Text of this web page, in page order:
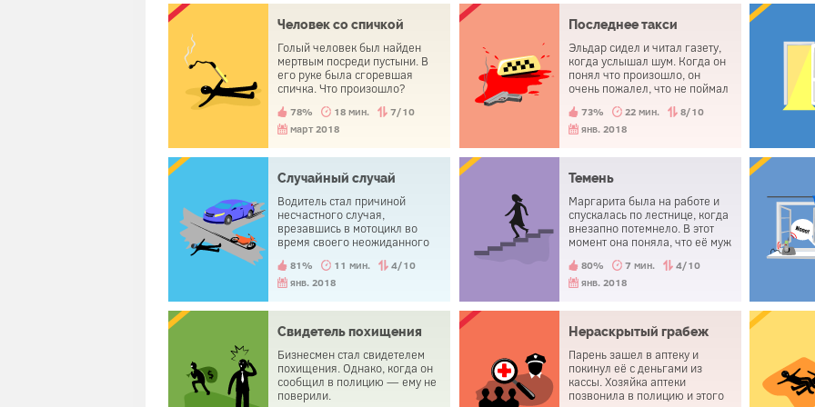
Человек со спичкой
Голый человек был найден
мертвым посреди пустыни. В
его руке была сгоревшая
спичка. Что произошло?
78% 18 мин.
7/10
март 2018
Последнее такси
Эльдар сидел и читал газету,
когда услышал шум. Когда он
понял что произошло, он
очень пожалел, что не поймал
покончил с собой.
73% 22 мин.
8/10
янв. 2018
Случайный случай
Водитель стал причиной
несчастного случая,
врезавшись в мотоцикл во
время своего неожиданного
когда полицейский приехал,
был арестован другой
освобожден.
81% 11 мин.
4/10
янв. 2018
Темень
Маргарита была на работе и
спускалась по лестнице, когда
внезапно потемнело. В этот
момент она поняла, что её муж
80% 7 мин.
4/10
янв. 2018
Свидетель похищения
Бизнесмен стал свидетелем
похищения. Однако, когда он
сообщил в полицию — ему не
поверили.
Нераскрытый грабеж
Парень зашел в аптеку и
покинул её с деньгами из
кассы. Хозяйка аптеки
позвонила в полицию и этого